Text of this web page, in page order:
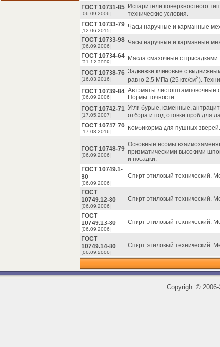
ГОСТ 10731-85
[06.09.2006]
Испарители поверхностного
технические условия.
ГОСТ 10733-79
[12.06.2015]
Часы наручные и карманные
ГОСТ 10733-98
[06.09.2006]
Часы наручные и карманные
ГОСТ 10734-64
[21.12.2009]
Масла смазочные с
ГОСТ 10738-76
[16.03.2016]
Задвижки клиновые с
равно 2,5 МПа (25 кгс/см2).
ГОСТ 10739-84
[06.09.2006]
Автоматы листоштамповочные
Нормы точности.
ГОСТ 10742-71
[17.05.2007]
Угли бурые, каменные,
отбора и подготовки проб для
ГОСТ 10747-70
[17.03.2016]
Комбикорма для пушных
ГОСТ 10748-79
[06.09.2006]
Основные нормы
призматическими высокими
и посадки.
ГОСТ 10749.1-
80
[06.09.2006]
Спирт этиловый технический.
ГОСТ
10749.12-80
[06.09.2006]
Спирт этиловый технический.
ГОСТ
10749.13-80
[06.09.2006]
Спирт этиловый технический.
ГОСТ
10749.14-80
[06.09.2006]
Спирт этиловый технический.
Copyright ©